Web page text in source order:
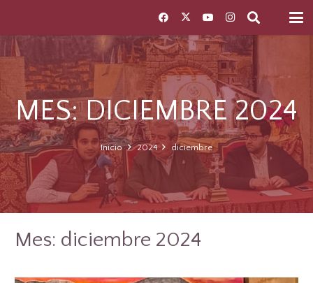
MES:DICIEMBRE 2024
Inicio 2024 diciembre
Mes: diciembre 2024